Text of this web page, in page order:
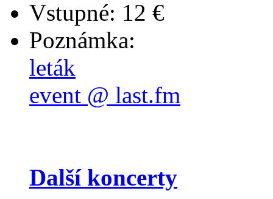
Vstupné: 12 €
Poznámka:
leták
event @ last.fm
Další koncerty